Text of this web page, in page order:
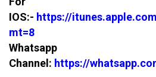
IOS:- https://
mt=8
Whatsapp
Channel: https://